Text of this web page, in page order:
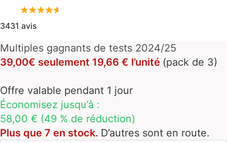
3431 avis
Multiples gagnants de tests 2024/25
39,00€ seulement 19,66 € l’unité (pack de 3)
Offre valable pendant 1 jour
Économisez jusqu’à :
58,00 € (49 % de réduction)
Plus que 7 en stock. D’autres sont en route.